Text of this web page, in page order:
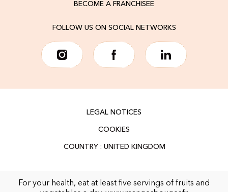
BECOME A FRANCHISEE
FOLLOW US ON SOCIAL NETWORKS
LEGAL NOTICES
COOKIES
For your health, eat at least five servings of fruits and